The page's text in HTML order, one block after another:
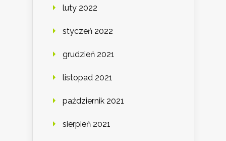
luty 2022
styczeń 2022
grudzień 2021
listopad 2021
październik 2021
sierpień 2021